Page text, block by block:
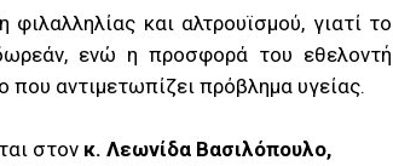
και αλτρουϊσμού, γιατί το
ενώ η προσφορά του εθελοντή
που αντιμετωπίζει πρόβλημα υγείας.
στον κ. Λεωνίδα Βασιλόπουλο,